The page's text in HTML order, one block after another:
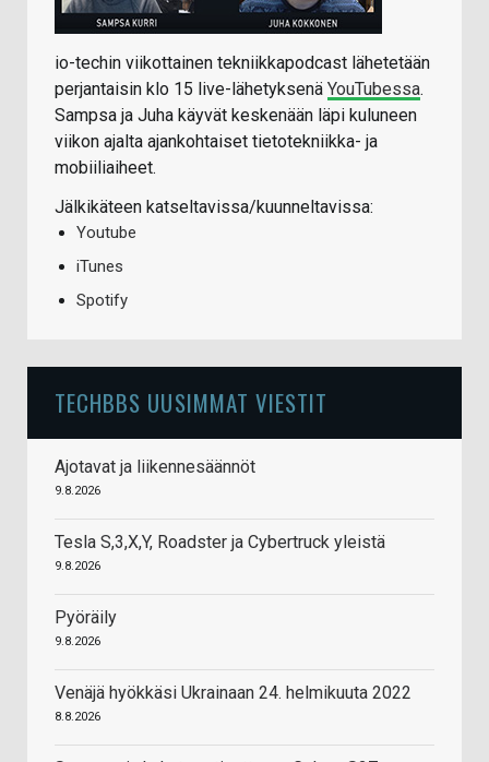
io-techin viikottainen tekniikkapodcast lähetetään
perjantaisin klo 15 live-lähetyksenä YouTubessa.
Sampsa ja Juha käyvät keskenään läpi kuluneen
viikon ajalta ajankohtaiset tietotekniikka- ja
mobiiliaiheet.
Jälkikäteen katseltavissa/kuunneltavissa:
Youtube
iTunes
Spotify
TECHBBS UUSIMMAT VIESTIT
Ajotavat ja liikennesäännöt
9.8.2026
Tesla S,3,X,Y, Roadster ja Cybertruck yleistä
9.8.2026
Pyöräily
9.8.2026
Venäjä hyökkäsi Ukrainaan 24. helmikuuta 2022
8.8.2026